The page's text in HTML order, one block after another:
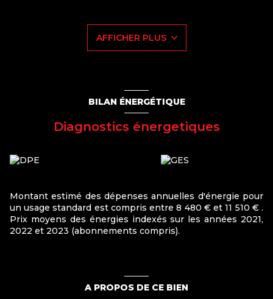
tout en conservant le cachet et l’authenticité de la
Un emplacement central idéal, des volumes
Pour en savoir plus ou organiser une visite,
AFFICHER PLUS
BILAN ÉNERGÉTIQUE
Diagnostics énergetiques
Montant estimé des dépenses annuelles d'énergie pour
un usage standard est compris entre 8 480 € et 11 510 € .
Prix moyens des énergies indexés sur les années 2021,
2022 et 2023 (abonnements compris).
A PROPOS DE CE BIEN